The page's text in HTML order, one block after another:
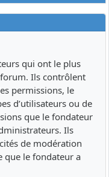
qui ont le plus
Ils contrôlent
permissions, le
d’utilisateurs ou de
que le fondateur
Ils
de modération
que le fondateur a